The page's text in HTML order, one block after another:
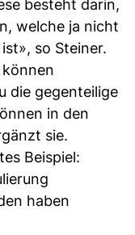
besteht darin,
welche ja nicht
so Steiner.
die gegenteilige
in den
sie.
Beispiel:
haben